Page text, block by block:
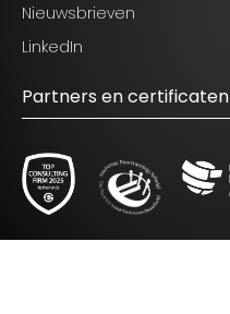
Nieuwsbrieven
LinkedIn
Partners en certificaten